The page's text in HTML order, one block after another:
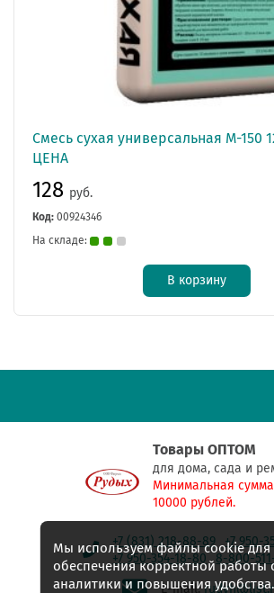
Смесь сухая универсальная М-150
ЦЕНА
128 руб.
Код: 00924346
На складе:
В корзину
Товары ОПТОМ
для дома, сада и
Минимальная
10000 рублей.
+7 (831) 218-88-89
+7 950-
+7 950-354-18-80
8-800-
E-mail:
Мы используем файлы cookie для
обеспечения корректной работы
аналитики и повышения удобства.